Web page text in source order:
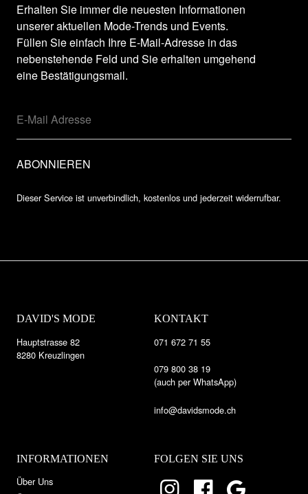
Erhalten Sie immer die neuesten Informationen
unserer aktuellen Mode-Trends und Events.
Füllen Sie einfach Ihre E-Mail-Adresse in das
nebenstehende Feld und Sie erhalten umgehend
eine Bestätigungsmail.
Dieser Service ist unverbindlich, kostenlos und jederzeit widerrufbar.
DAVID'S MODE
Hauptstrasse 82
8280 Kreuzlingen
KONTAKT
071 672 71 55
079 800 38 19
(auch per WhatsApp)
info@davidsmode.ch
INFORMATIONEN
Über Uns
FOLGEN SIE UNS